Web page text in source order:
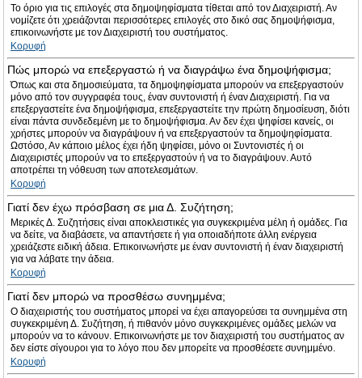
Το όριο για τις επιλογές στα δημοψηφίσματα τίθεται από τον Διαχειριστή. Αν
νομίζετε ότι χρειάζονται περισσότερες επιλογές στο δικό σας δημοψήφισμα,
επικοινωνήστε με τον Διαχειριστή του συστήματος.
Κορυφή
Πώς μπορώ να επεξεργαστώ ή να διαγράψω ένα δημοψήφισμα;
Όπως και στα δημοσιεύματα, τα δημοψηφίσματα μπορούν να επεξεργαστούν
μόνο από τον συγγραφέα τους, έναν συντονιστή ή έναν Διαχειριστή. Για να
επεξεργαστείτε ένα δημοψήφισμα, επεξεργαστείτε την πρώτη δημοσίευση, διότι
είναι πάντα συνδεδεμένη με το δημοψήφισμα. Αν δεν έχει ψηφίσει κανείς, οι
χρήστες μπορούν να διαγράψουν ή να επεξεργαστούν τα δημοψηφίσματα.
Ωστόσο, Αν κάποιο μέλος έχει ήδη ψηφίσει, μόνο οι Συντονιστές ή οι
Διαχειριστές μπορούν να το επεξεργαστούν ή να το διαγράψουν. Αυτό
αποτρέπει τη νόθευση των αποτελεσμάτων.
Κορυφή
Γιατί δεν έχω πρόσβαση σε μια Δ. Συζήτηση;
Μερικές Δ. Συζητήσεις είναι αποκλειστικές για συγκεκριμένα μέλη ή ομάδες. Για
να δείτε, να διαβάσετε, να απαντήσετε ή για οποιαδήποτε άλλη ενέργεια
χρειάζεστε ειδική άδεια. Επικοινωνήστε με έναν συντονιστή ή έναν διαχειριστή
για να λάβατε την άδεια.
Κορυφή
Γιατί δεν μπορώ να προσθέσω συνημμένα;
Ο διαχειριστής του συστήματος μπορεί να έχει απαγορεύσει τα συνημμένα στη
συγκεκριμένη Δ. Συζήτηση, ή πιθανόν μόνο συγκεκριμένες ομάδες μελών να
μπορούν να το κάνουν. Επικοινωνήστε με τον διαχειριστή του συστήματος αν
δεν είστε σίγουροι για το λόγο που δεν μπορείτε να προσθέσετε συνημμένο.
Κορυφή